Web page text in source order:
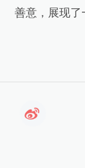
善意，展现了